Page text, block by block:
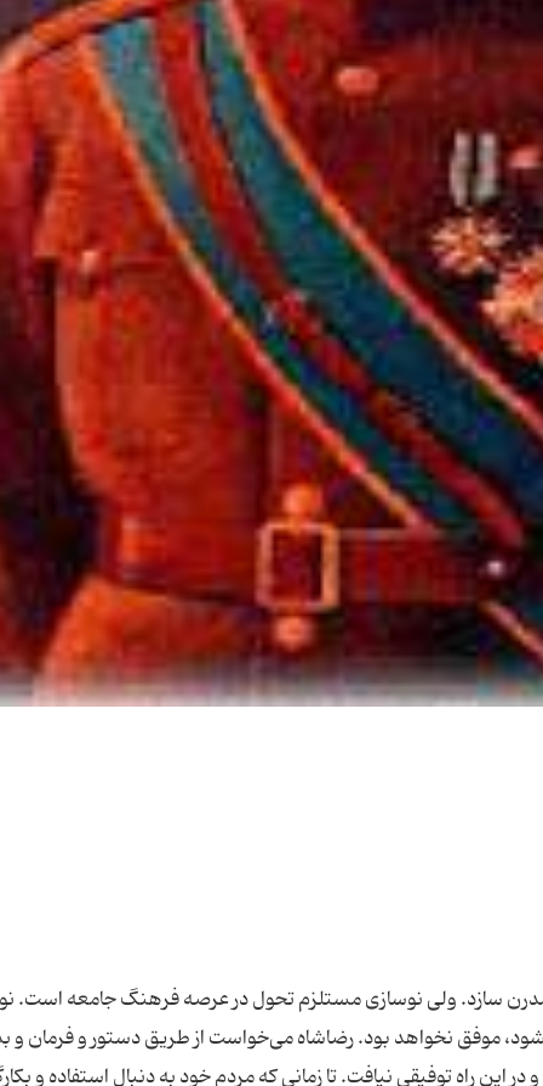
مدرن سازد. ولی نوسازی مستلزم تحول در عرصه فرهنگ جامعه است.
موفق نخواهد بود. رضاشاه می‌خواست از طریق دستور و فرمان و
این راه توفیقی نیافت. تا زمانی كه مردم خود به دنبال استفاده و